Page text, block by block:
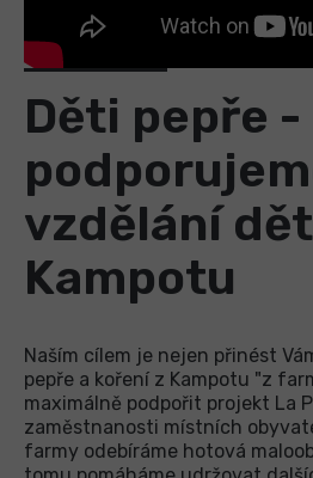
Děti pepře -
vzdělání
Kampotu
Naším cílem je nejen přinést
pepře a koření z Kampotu "z
maximálně podpořit projekt La
zaměstnanosti místních
farmy odebíráme hotová